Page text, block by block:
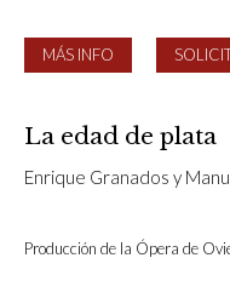
MÁS INFO
La edad de plata
Enrique Granados y
Producción de la Ópera de